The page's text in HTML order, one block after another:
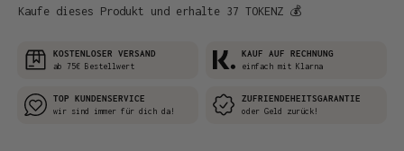
Kaufe dieses Produkt und erhalte 37 TOKENZ 💰
KOSTENLOSER VERSAND
ab 75€ Bestellwert
KAUF AUF RECHNUNG
einfach mit Klarna
TOP KUNDENSERVICE
wir sind immer für dich da!
ZUFRIENDEHEITSGARANTIE
oder Geld zurück!